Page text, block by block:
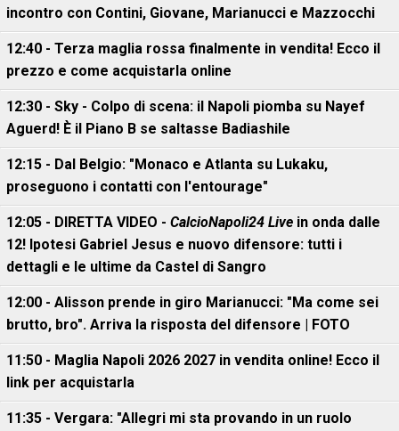
incontro con Contini, Giovane, Marianucci e Mazzocchi
12:40 - Terza maglia rossa finalmente in vendita! Ecco il
prezzo e come acquistarla online
12:30 - Sky - Colpo di scena: il Napoli piomba su Nayef
Aguerd! È il Piano B se saltasse Badiashile
12:15 - Dal Belgio: "Monaco e Atlanta su Lukaku,
proseguono i contatti con l'entourage"
12:05 - DIRETTA VIDEO - CalcioNapoli24 Live in onda dalle
12! Ipotesi Gabriel Jesus e nuovo difensore: tutti i
dettagli e le ultime da Castel di Sangro
12:00 - Alisson prende in giro Marianucci: "Ma come sei
brutto, bro". Arriva la risposta del difensore | FOTO
11:50 - Maglia Napoli 2026 2027 in vendita online! Ecco il
link per acquistarla
11:35 - Vergara: "Allegri mi sta provando in un ruolo